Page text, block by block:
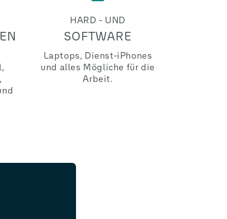
HARD - UND
SOFTWARE
Laptops, Dienst-iPhones
und alles Mögliche für die
Arbeit.